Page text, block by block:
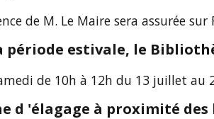
de M. Le Maire sera assurée sur
période estivale, le
de 10h à 12h du 13 juillet au
d 'élagage à proximité